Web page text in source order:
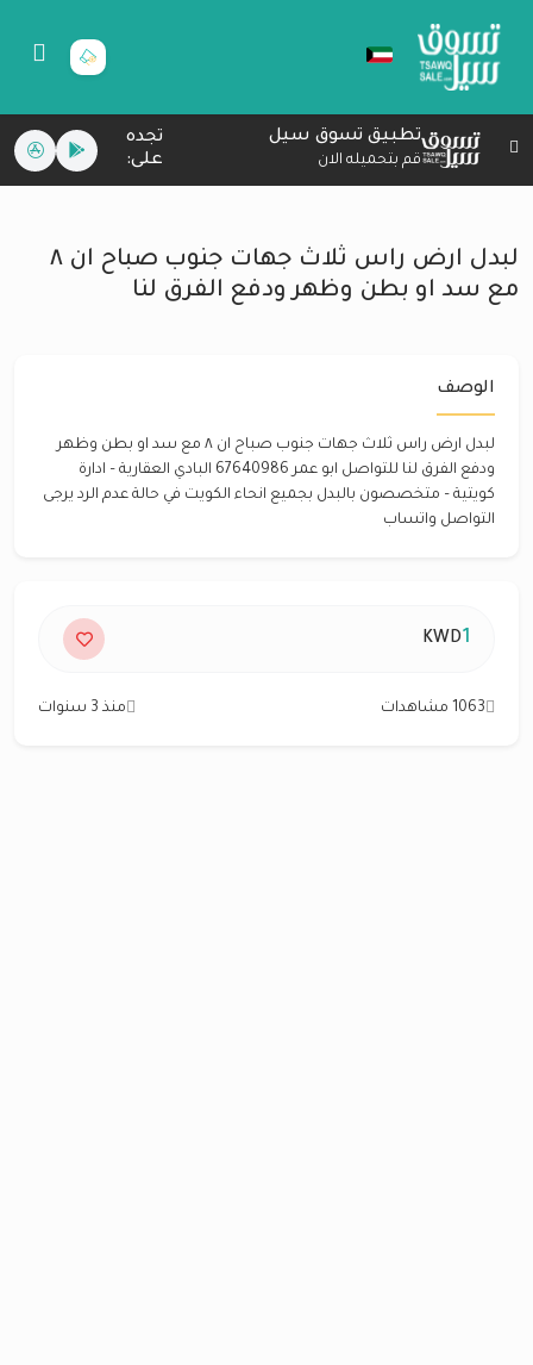
تطبيق تسوق سيل
قم بتحميله الان
تجده
على:
لبدل ارض راس ثلاث جهات جنوب صباح ان ٨
مع سد او بطن وظهر ودفع الفرق لنا
الوصف
لبدل ارض راس ثلاث جهات جنوب صباح ان ٨ مع سد او بطن وظهر
ودفع الفرق لنا للتواصل ابو عمر 67640986 البادي العقارية – ادارة
كويتية – متخصصون بالبدل بجميع انحاء الكويت في حالة عدم الرد يرجى
التواصل واتساب
1
KWD
1063 مشاهدات منذ 3 سنوات